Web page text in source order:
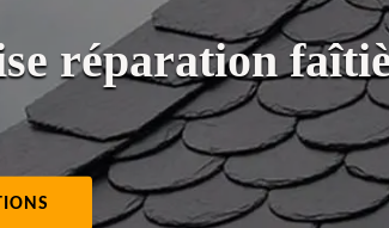
réparation